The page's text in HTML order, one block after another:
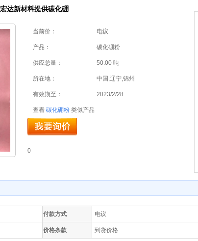
达新材料提供碳化硼
当前价： 电议
产品： 碳化硼粉
供应总量： 50.00 吨
所在地： 中国,辽宁,锦州
有效期至： 2023/2/28
查看 碳化硼粉 类似产品
0
付款方式 电议
价格条款 到货价格